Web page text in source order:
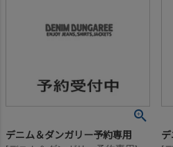
デニム＆ダンガリー予約専用